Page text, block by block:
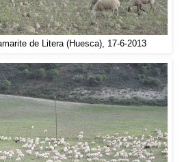
de Litera (Huesca), 17-6-2013